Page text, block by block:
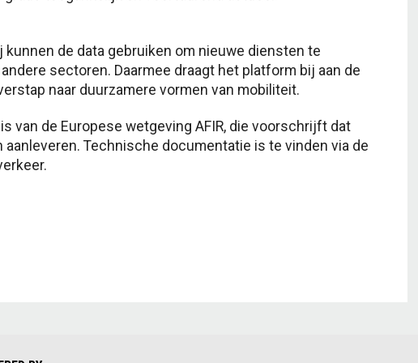
kunnen de data gebruiken om nieuwe diensten te
sectoren. Daarmee draagt het platform bij aan de
naar duurzamere vormen van mobiliteit.
van de Europese wetgeving AFIR, die voorschrijft dat
Technische documentatie is te vinden via de